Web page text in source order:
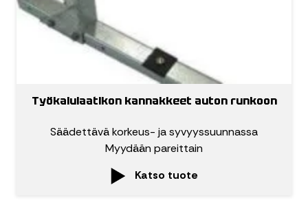
Työkalulaatikon kannakkeet auton runkoon
Säädettävä korkeus- ja syvyyssuunnassa
Myydään pareittain
Katso tuote